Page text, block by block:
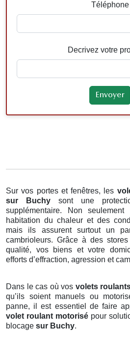
Téléphone
Decrivez votre
Sur vos portes et fenêtres, les
sur Buchy sont une
supplémentaire. Non
habitation du chaleur et des
mais ils assurent surtout un
cambrioleurs. Grâce à des
qualité, vos biens et votre
efforts d’effraction, agression et
Dans le cas où vos volets
qu’ils soient manuels ou
panne, il est essentiel de faire
volet roulant motorisé pour
blocage sur Buchy.